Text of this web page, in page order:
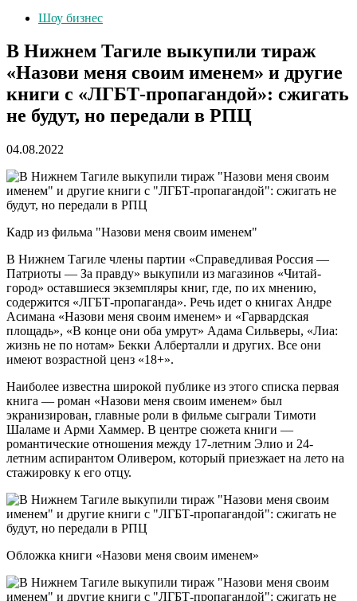
Шоу бизнес
В Нижнем Тагиле выкупили тираж
«Назови меня своим именем» и другие
книги с «ЛГБТ-пропагандой»: сжигать
не будут, но передали в РПЦ
04.08.2022
Кадр из фильма "Назови меня своим именем"
В Нижнем Тагиле члены партии «Справедливая Россия —
Патриоты — За правду» выкупили из магазинов «Читай-
город» оставшиеся экземпляры книг, где, по их мнению,
содержится «ЛГБТ-пропаганда». Речь идет о книгах Андре
Асимана «Назови меня своим именем» и «Гарвардская
площадь», «В конце они оба умрут» Адама Сильверы, «Лиа:
жизнь не по нотам» Бекки Алберталли и других. Все они
имеют возрастной ценз «18+».
Наиболее известна широкой публике из этого списка первая
книга — роман «Назови меня своим именем» был
экранизирован, главные роли в фильме сыграли Тимоти
Шаламе и Арми Хаммер. В центре сюжета книги —
романтические отношения между 17-летним Элио и 24-
летним аспирантом Оливером, который приезжает на лето на
стажировку к его отцу.
Обложка книги «Назови меня своим именем»